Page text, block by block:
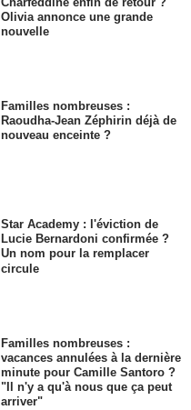
Olivia annonce une grande
nouvelle
Familles nombreuses :
Raoudha-Jean Zéphirin déjà de
nouveau enceinte ?
Star Academy : l'éviction de
Lucie Bernardoni confirmée ?
Un nom pour la remplacer
circule
Familles nombreuses :
vacances annulées à la dernière
minute pour Camille Santoro ?
"Il n'y a qu'à nous que ça peut
arriver"